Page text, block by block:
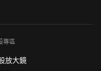
專區
放大鏡